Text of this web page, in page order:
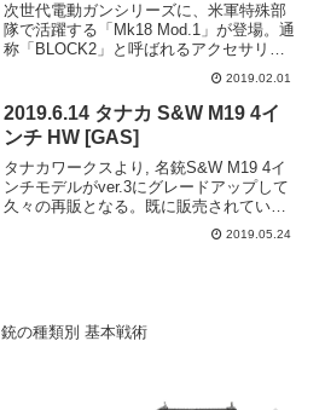
次世代電動ガンシリーズに、米軍特殊部
隊で活躍する「Mk18 Mod.1」が登場。通
称「BLOCK2」と呼ばれるアクセサリー
パーツキット群を搭載。10.3インチバレ
ルでありながらフロントサイトをレイル
搭載型にしたことで、他のCQBR
BLOC...
2019.02.01
2019.6.14 タナカ S&W M19 4イ
ンチ HW [GAS]
タナカワークスより, 名銃S&W M19 4イ
ンチモデルがver.3にグレードアップして
久々の再販となる。既に販売されている
M629パフォーマンスセンターver.3は, パ
ワーとホップシステム／集弾性のバラン
2019.05.24
銃の種類別 基本戦術